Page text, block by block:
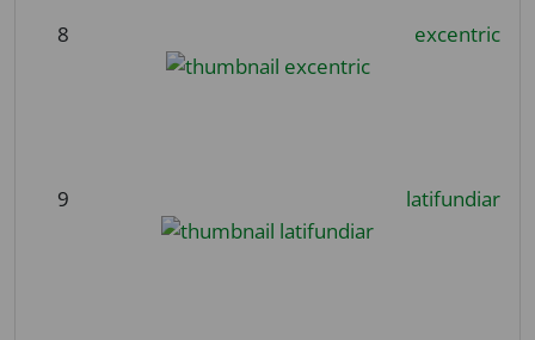
8 excentric
9 latifundiar